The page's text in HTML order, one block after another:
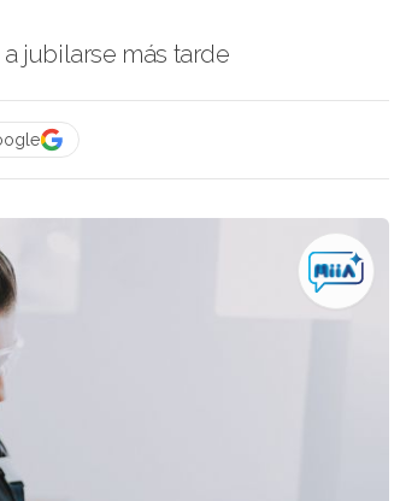
jubilarse más tarde